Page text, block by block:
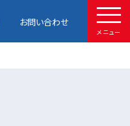
お問い合わせ
メニュー